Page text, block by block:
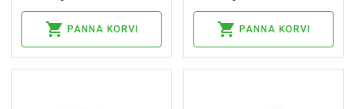
PANNA KORVI PANNA KORVI